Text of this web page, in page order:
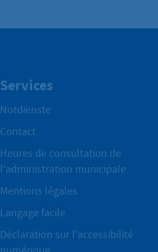
Services
Notdienste
Contact
Heures de consultation de
l'administration municipale
Mentions légales
Langage facile
Déclaration sur l'accessibilité